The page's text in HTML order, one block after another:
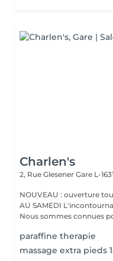
Charlen's
2, Rue Glesener Gare L-
NOUVEAU : ouverture
AU SAMEDI L'incontournable institut de beauté à Luxembourg.
Nous sommes connues
paraffine therapie
massage extra pieds